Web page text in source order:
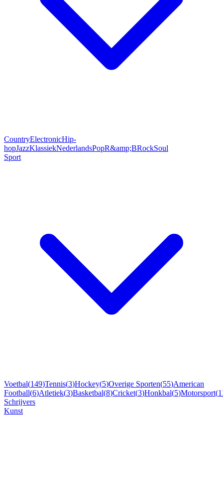
CountryElectronicHip-
hopJazzKlassiekNederlandsPopR&amp;BRockSoul
Sport
Voetbal(149)Tennis(3)Hockey(5)Overige Sporten(55)American
Football(6)Atletiek(3)Basketbal(8)Cricket(3)Honkbal(5)Motorsport(
Schrijvers
Kunst